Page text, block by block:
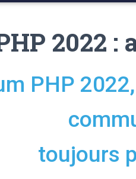
2022 :
PHP
toujours